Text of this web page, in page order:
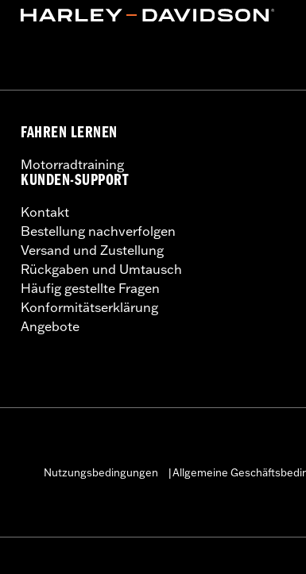
Box:Lüfter und Installationsanleitung
FAHREN LERNEN
Motorradtraining
KUNDEN-SUPPORT
Kontakt
Bestellung nachverfolgen
Versand und Zustellung
Rückgaben und Umtausch
Häufig gestellte Fragen
Konformitätserklärung
Angebote
Nutzungsbedingungen
Allgemeine